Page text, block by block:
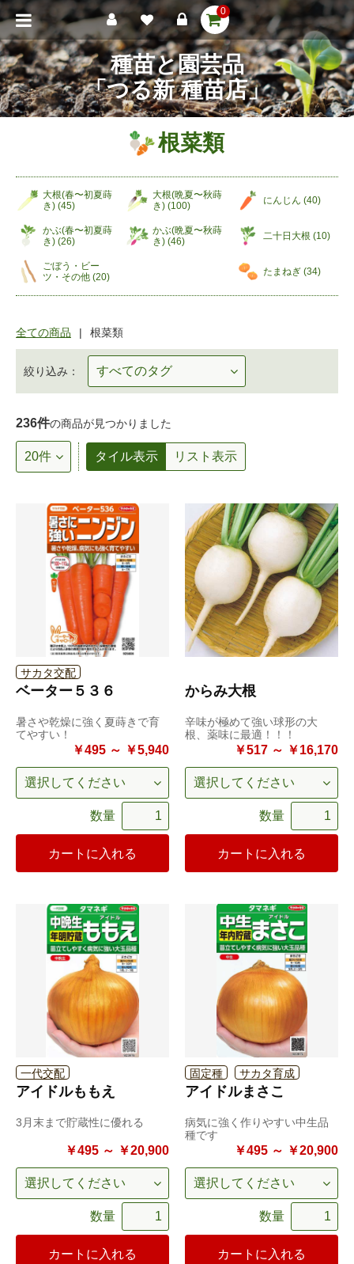
0
種苗と園芸品
「つる新 種苗店」
根菜類
大根(春〜初夏蒔
き) (45)
大根(晩夏〜秋蒔
き) (100) にんじん (40)
かぶ(春〜初夏蒔
き) (26)
かぶ(晩夏〜秋蒔
き) (46) 二十日大根 (10)
ごぼう・ビー
ツ・その他 (20) たまねぎ (34)
全ての商品 根菜類
絞り込み：
236件の商品が見つかりました
タイル表示 リスト表示
サカタ交配
ベーター５３６
暑さや乾燥に強く夏蒔きで育
てやすい！
￥495 ～ ￥5,940
数量
カートに入れる
からみ大根
辛味が極めて強い球形の大
根、薬味に最適！！！
￥517 ～ ￥16,170
数量
カートに入れる
一代交配
アイドルももえ
3月末まで貯蔵性に優れる
￥495 ～ ￥20,900
数量
カートに入れる
固定種 サカタ育成
アイドルまさこ
病気に強く作りやすい中生品
種です
￥495 ～ ￥20,900
数量
カートに入れる